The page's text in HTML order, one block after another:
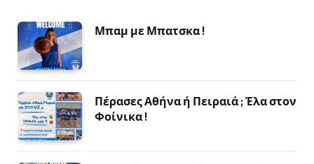
Μπαμ με Μπατσκα !
Πέρασες Αθήνα ή Πειραιά ; Έλα στον
Φοίνικα !